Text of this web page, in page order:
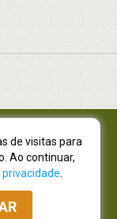
0001-19
0001-80
São Lourenço |
(41) 4009-3939
de visitas para
Ao continuar,